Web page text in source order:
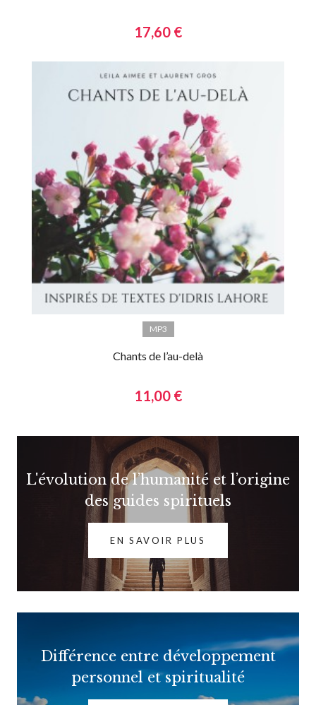
17,60 €
MP3
Chants de l’au-delà
11,00 €
L'évolution de l’humanité et l’origine
des guides spirituels
EN SAVOIR PLUS
Différence entre développement
personnel et spiritualité